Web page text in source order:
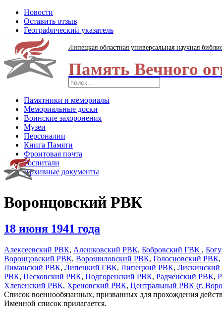
Новости
Оставить отзыв
Географический указатель
Липецкая областная универсальная научная
Память Вечного
Памятники и мемориалы
Мемориальные доски
Воинские захоронения
Музеи
Персоналии
Книга Памяти
Фронтовая почта
Госпитали
Архивные документы
Воронцовский РВК
18 июня 1941 года
Алексеевский РВК, Алешковский РВК, Бобровский ГВК ,
Воронцовский РВК, Ворошиловский РВК, Голосновский РВК,
Лиманский РВК, Липецкий ГВК, Липецкий РВК,
РВК, Песковский РВК, Подгоренский РВК, Радченский РВК,
Хлевенский РВК, Хреновский РВК, Центральный РВК (г.
Список военнообязанных, призванных для прохождения
Именной список прилагается.